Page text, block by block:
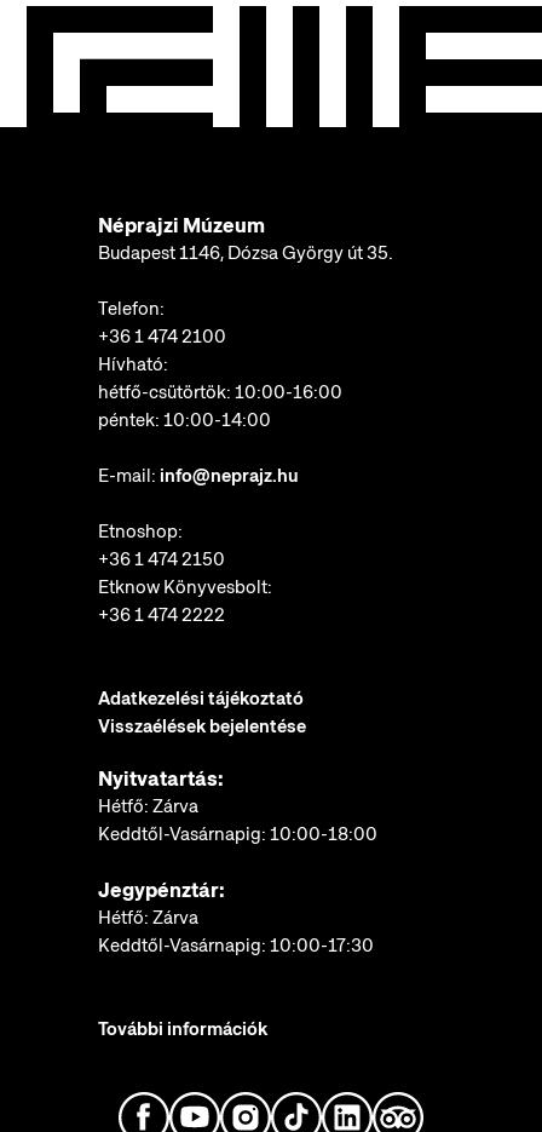
Néprajzi Múzeum
Budapest 1146, Dózsa György út 35.
Telefon:
+36 1 474 2100
Hívható:
hétfő-csütörtök: 10:00-16:00
péntek: 10:00-14:00
E-mail: info@neprajz.hu
Etnoshop:
+36 1 474 2150
Etknow Könyvesbolt:
+36 1 474 2222
Adatkezelési tájékoztató
Visszaélések bejelentése
Nyitvatartás:
Hétfő: Zárva
Keddtől-Vasárnapig: 10:00-18:00
Jegypénztár:
Hétfő: Zárva
Keddtől-Vasárnapig: 10:00-17:30
További információk